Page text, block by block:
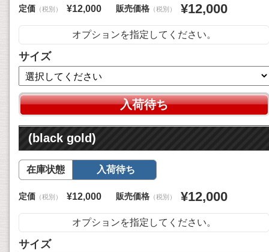
定価 （税別） ¥12,000 販売価格 （税別） ¥12,000
オプションを指定してください。
サイズ
入荷待ち
(black gold)
在庫状態 入荷待ち
定価 （税別） ¥12,000 販売価格 （税別） ¥12,000
オプションを指定してください。
サイズ